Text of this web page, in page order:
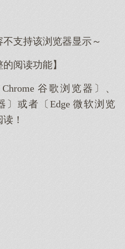
支持该浏览器显示～
的阅读功能】
谷歌浏览器〕、
〕或者〔Edge 微软浏览
！